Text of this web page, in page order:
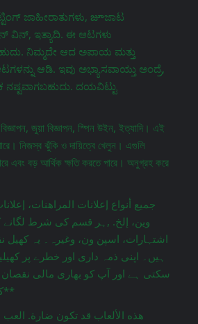
ಜಾಹೀರಾತುಗಳು, జూಜಾಟ
ವಿನ್, ಇತ್ಯಾದಿ. ಈ ಆಟಗಳು
ನಿಮ್ಮದೇ ಆದ ಅಪಾಯ ಮತ್ತು
ಆಡಿ. ಇವು ಅಭ್ಯಾಸವಾಯ್ತು ಅಂದ್ರೆ,
ದಯವಿಟ್ಟು
জুয়া বিজ্ঞাপন, স্পিন উইন, ইত্যাদি। এই
নিজস্ব ঝুঁকি ও দায়িত্বে খেলুন। এগুলি
এবং বড় আর্থিক ক্ষতি করতে পারে। অনুগ্রহ করে
وين، إلخ. ,ہر قسم کی شرط لگانے
اشتہارات، اسپن ون، وغیرہ۔ یہ
ہیں۔ اپنی ذمہ داری اور خطرے پر
سکتی ہے اور آپ کو بھاری مالی نقصان
کرم محتاط رہیں۔**